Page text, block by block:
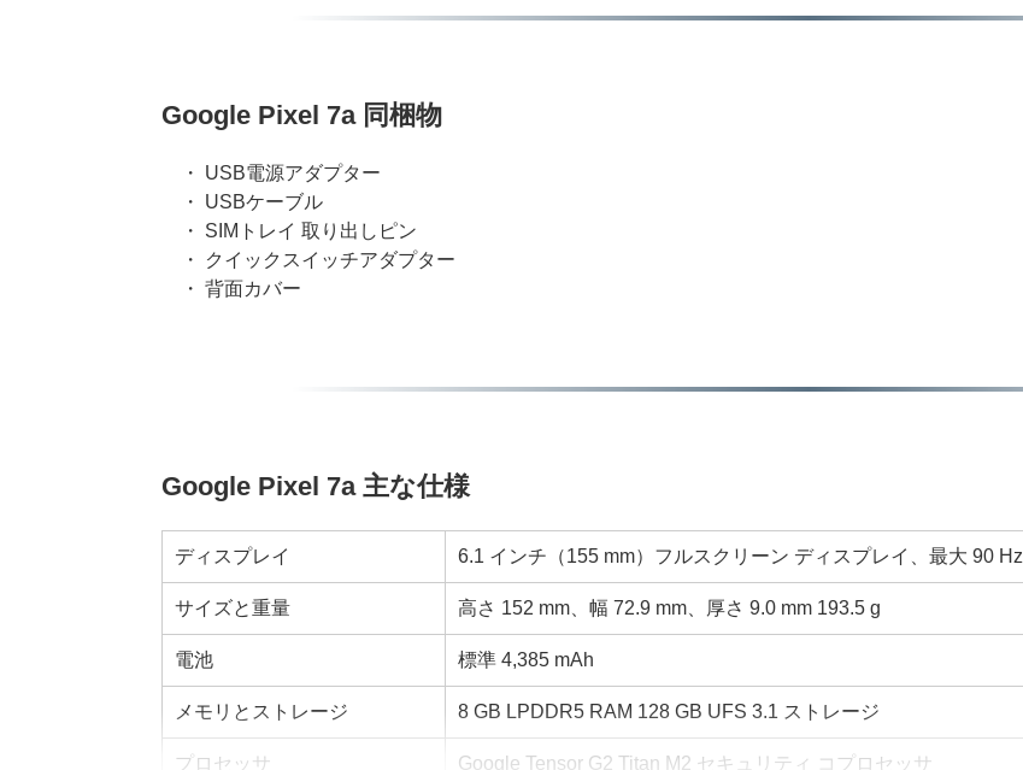
Google Pixel 7a 同梱物
・ USB電源アダプター
・ USBケーブル
・ SIMトレイ 取り出しピン
・ クイックスイッチアダプター
・ 背面カバー
Google Pixel 7a 主な仕様
ディスプレイ 6.1 インチ（155 mm）フルスクリーン ディスプレイ、最大 90 Hz
サイズと重量 高さ 152 mm、幅 72.9 mm、厚さ 9.0 mm 193.5 g
電池 標準 4,385 mAh
メモリとストレージ 8 GB LPDDR5 RAM 128 GB UFS 3.1 ストレージ
プロセッサ Google Tensor G2 Titan M2 セキュリティ コプロセッサ